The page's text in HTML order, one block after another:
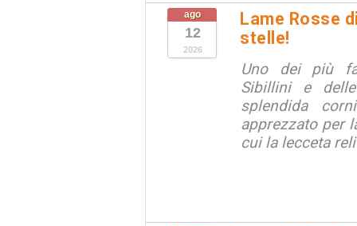
ago
12
2026
Lame Rosse
stelle!
Uno dei più
Sibillini e
splendida
apprezzato per
cui la lecceta